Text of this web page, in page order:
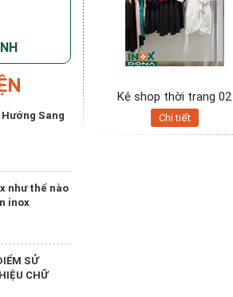
Sang
như thế nào
inox
SỬ
CHỮ
Kệ shop thời trang 02
Chi tiết